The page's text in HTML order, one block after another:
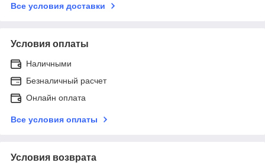
Все условия доставки
Условия оплаты
Наличными
Безналичный расчет
Онлайн оплата
Все условия оплаты
Условия возврата